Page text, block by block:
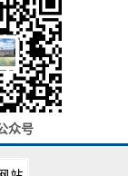
众号